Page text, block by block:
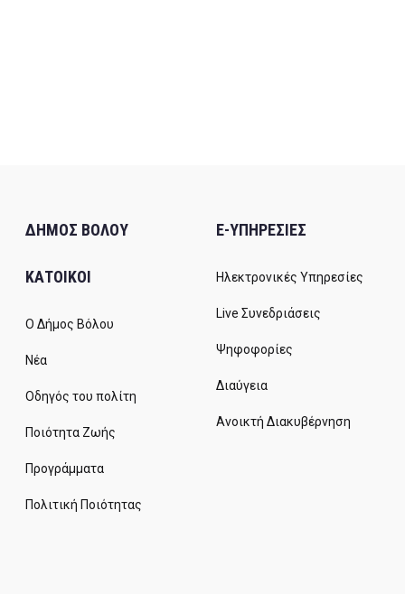
ΔΗΜΟΣ ΒΟΛΟΥ
ΚΑΤΟΙΚΟΙ
Ο Δήμος Βόλου
Νέα
Οδηγός του πολίτη
Ποιότητα Ζωής
Προγράμματα
Πολιτική Ποιότητας
E-ΥΠΗΡΕΣΙΕΣ
Ηλεκτρονικές Υπηρεσίες
Live Συνεδριάσεις
Ψηφοφορίες
Διαύγεια
Ανοικτή Διακυβέρνηση